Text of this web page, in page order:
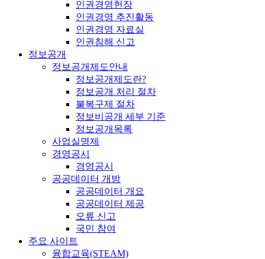
인권경영헌장
인권경영 추진활동
인권경영 자료실
인권침해 신고
정보공개
정보공개제도안내
정보공개제도란?
정보공개 처리 절차
불복구제 절차
정보비공개 세부 기준
정보공개목록
사업실명제
경영공시
경영공시
공공데이터 개방
공공데이터 개요
공공데이터 제공
오류 신고
국민 참여
주요 사이트
융합교육(STEAM)